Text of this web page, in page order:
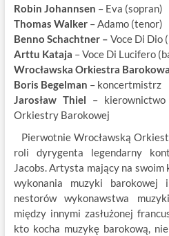
Robin Johannsen – Eva (sopran)
Thomas Walker– Adamo (tenor)
Benno Schachtner – Voce Di Dio
Arttu Kataja – Voce Di Lucifero
Wrocławska Orkiestra Barokowa
Boris Begelman – koncertmistrz
Jarosław Thiel – kierownictwo
Orkiestry Barokowej
Pierwotnie Wrocławską
roli dyrygenta legendarny
Jacobs. Artysta mający na swoim
wykonania muzyki barokowej
nestorów wykonawstwa
między innymi zasłużonej
kto kocha muzykę barokową,